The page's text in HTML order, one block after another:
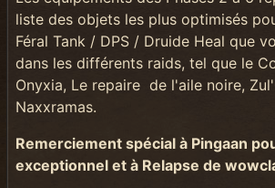
liste des objets les plus optimisés
Féral Tank / DPS / Druide Heal que
dans les différents raids, tel que le
Onyxia, Le repaire de l'aile noire,
Naxxramas.
Remerciement spécial à Pingaan
exceptionnel et à Relapse de